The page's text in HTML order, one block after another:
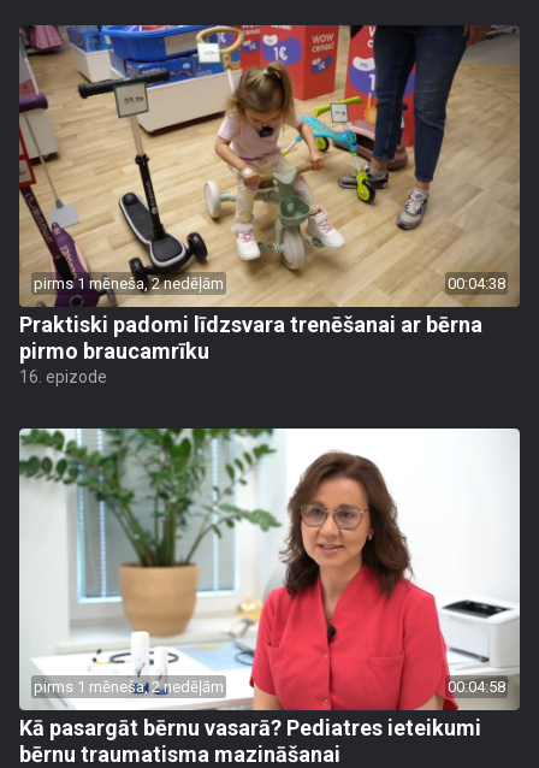
pirms 1 mēneša, 2 nedēļām 00:04:38
Praktiski padomi līdzsvara trenēšanai ar bērna
pirmo braucamrīku
16. epizode
pirms 1 mēneša, 2 nedēļām 00:04:58
Kā pasargāt bērnu vasarā? Pediatres ieteikumi
bērnu traumatisma mazināšanai